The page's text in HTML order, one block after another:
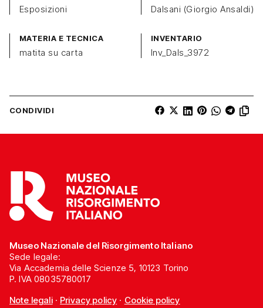
Esposizioni Dalsani (Giorgio Ansaldi)
MATERIA E TECNICA
matita su carta
INVENTARIO
Inv_Dals_3972
CONDIVIDI
Museo Nazionale del Risorgimento Italiano
Sede legale:
Via Accademia delle Scienze 5, 10123 Torino
P. IVA 08035780017
Note legali· Privacy policy · Cookie policy